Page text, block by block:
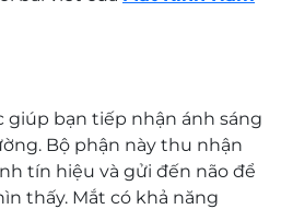
giúp bạn tiếp nhận ánh sáng
Bộ phận này thu nhận
tín hiệu và gửi đến não để
thấy. Mắt có khả năng